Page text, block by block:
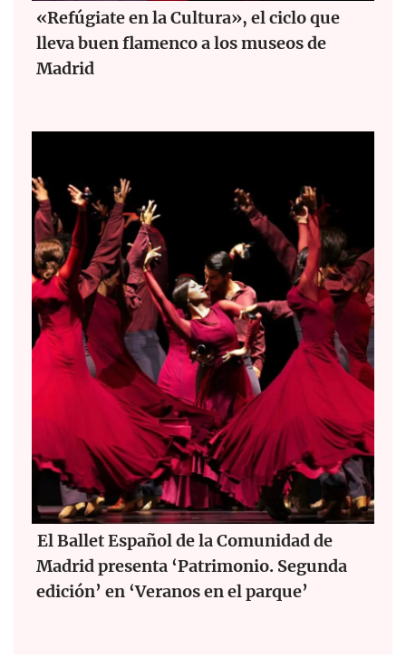
«Refúgiate en la Cultura», el ciclo que
lleva buen flamenco a los museos de
Madrid
El Ballet Español de la Comunidad de
Madrid presenta ‘Patrimonio. Segunda
edición’ en ‘Veranos en el parque’